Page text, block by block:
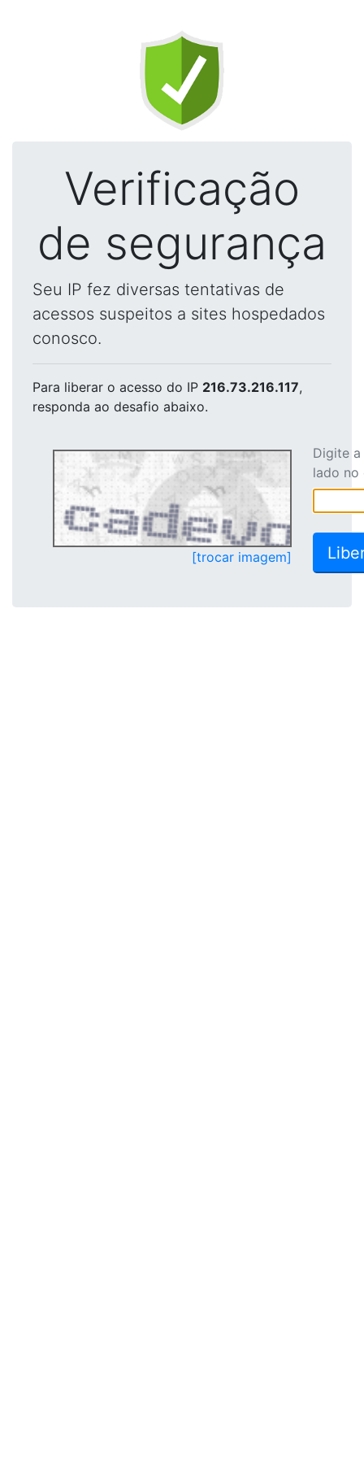
Verificação
de segurança
Seu IP fez diversas tentativas de
acessos suspeitos a sites hospedados
conosco.
Para liberar o acesso do IP 216.73.216.117,
responda ao desafio abaixo.
[trocar imagem]
Digite
lado no